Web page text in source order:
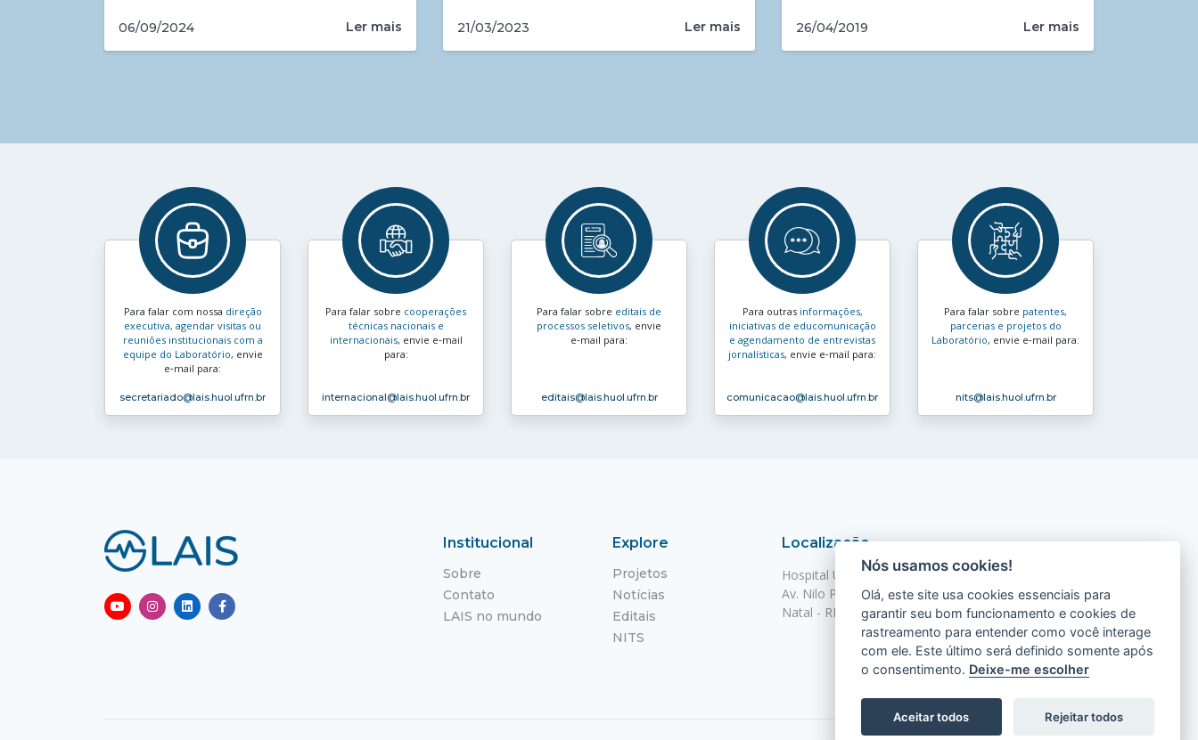
06/09/2024 Ler mais 21/03/2023 Ler mais 26/04/2019 Ler mais
Para falar com nossa direção
executiva, agendar visitas ou
reuniões institucionais com a
equipe do Laboratório, envie
e‑mail para:
secretariado@lais.huol.ufrn.br
Para falar sobre cooperações
técnicas nacionais e
internacionais, envie e‑mail
para:
internacional@lais.huol.ufrn.br
Para falar sobre editais de
processos seletivos, envie
e‑mail para:
editais@lais.huol.ufrn.br
Para outras informações,
iniciativas de educomunicação
e agendamento de entrevistas
jornalísticas, envie e‑mail para:
comunicacao@lais.huol.ufrn.br
Para falar sobre patentes,
parcerias e projetos do
Laboratório, envie e‑mail para:
nits@lais.huol.ufrn.br
Institucional
Sobre
Contato
LAIS no mundo
Explore
Projetos
Notícias
Editais
NITS
Localização
Hospital Universitário Onofre Lopes - HUOL
Av. Nilo Peçanha, 620 - Petrópolis
Natal - RN, 59012-300
Nós usamos cookies!
Olá, este site usa cookies essenciais para
garantir seu bom funcionamento e cookies de
rastreamento para entender como você interage
com ele. Este último será definido somente após
o consentimento. Deixe-me escolher
Aceitar todos Rejeitar todos